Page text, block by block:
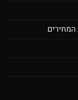
המחירים